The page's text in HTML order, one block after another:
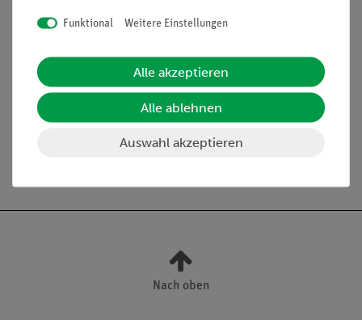
Media / Downloads
Nach oben
Funktional Weitere Einstellungen
Alle akzeptieren
Alle ablehnen
Auswahl akzeptieren